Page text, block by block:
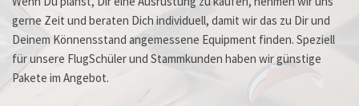
gerne Zeit und beraten Dich individuell, damit wir das zu Dir und
Deinem Könnensstand angemessene Equipment finden. Speziell
für unsere FlugSchüler und Stammkunden haben wir günstige
Pakete im Angebot.